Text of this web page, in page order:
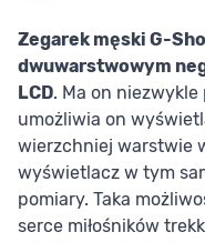
Zegarek męski G-
dwuwarstwowym
LCD. Ma on
umożliwia on
wierzchniej warstwie
wyświetlacz w tym
pomiary. Taka
serce miłośników